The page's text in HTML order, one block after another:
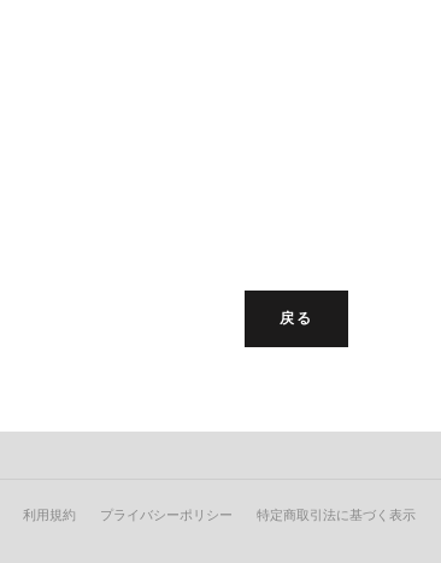
戻る
利用規約 プライバシーポリシー 特定商取引法に基づく表示